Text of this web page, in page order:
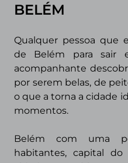
BELÉM
Qualquer pessoa que
de Belém para sair
acompanhante
por serem belas, de
o que a torna a cidade
momentos.
Belém com uma
habitantes, capital